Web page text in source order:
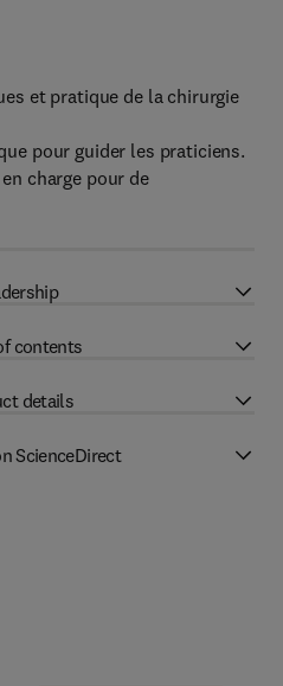
et pratique de la chirurgie
pour guider les praticiens.
charge pour de
contents
details
ScienceDirect